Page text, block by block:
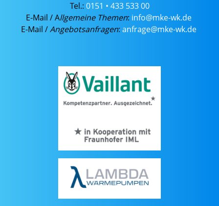
Tel.: 0151 • 433 533 00
E-Mail / Allgemeine Themen: info@mke-wk.de
E-Mail /Angebotsanfragen: anfrage@mke-wk.de